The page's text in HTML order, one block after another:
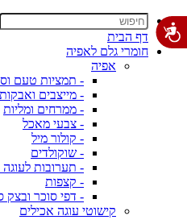
דף הבית
חומרי גלם לאפיה
אפיה
- תמציות טעם
- מייצבים ואבקות
- ממרחים ומליות
- צבעי מאכל
- קולור מיל
- שוקולדים
- תערובות לעוגה
- קצפות
- דפי סוכר ובצק
קישוטי עוגה אכילים